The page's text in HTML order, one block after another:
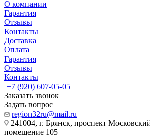
О компании
Гарантия
Отзывы
Контакты
Доставка
Оплата
Гарантия
Отзывы
Контакты
+7 (920) 607-05-05
Заказать звонок
Задать вопрос
region32ru@mail.ru
241004, г. Брянск, проспект
помещение 105